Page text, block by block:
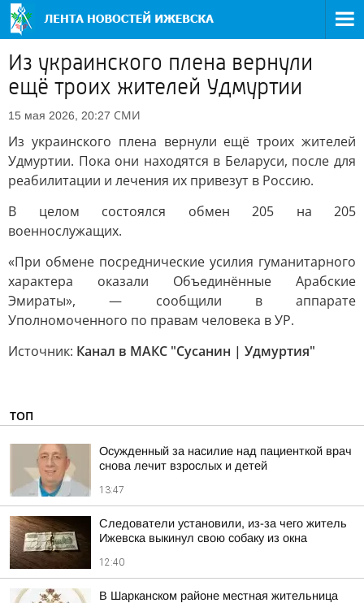
Из украинского плена вернули
ещё троих жителей Удмуртии
15 мая 2026, 20:27 СМИ
Из украинского плена вернули ещё троих жителей
Удмуртии. Пока они находятся в Беларуси, после для
реабилитации и лечения их привезут в Россию.
В целом состоялся обмен 205 на 205
военнослужащих.
«При обмене посреднические усилия гуманитарного
характера оказали Объединённые Арабские
Эмираты», — сообщили в аппарате
Уполномоченного по правам человека в УР.
Источник: Канал в МАКС "Сусанин | Удмуртия"
ТОП
Осужденный за насилие над пациенткой врач
снова лечит взрослых и детей
13:47
Следователи установили, из-за чего житель
Ижевска выкинул свою собаку из окна
12:40
В Шарканском районе местная жительница